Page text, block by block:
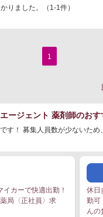
りました。（1-1件）
1
ージェント 薬剤師のおす
す！ 募集人員数が少ないため
カーで快適出勤！
局〈正社員〉求
休日
勤可
んの